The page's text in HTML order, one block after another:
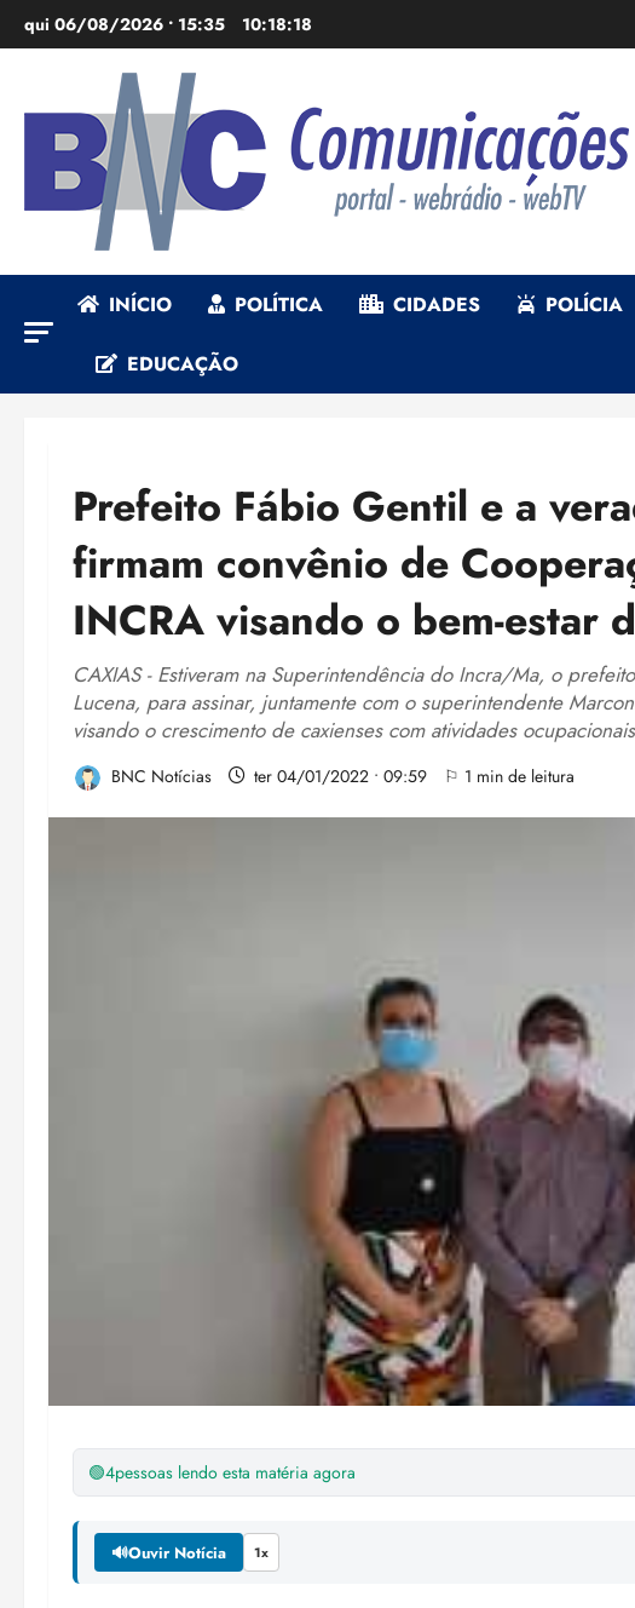
para
qui 06/08/2026 • 15:35 10:18:20
INÍCIO POLÍTICA CIDADES POLÍCIA
EDUCAÇÃO
Prefeito Fábio Gentil e a
firmam convênio de
INCRA visando o bem-estar
CAXIAS - Estiveram na Superintendência do Incra/Ma, o
Lucena, para assinar, juntamente com o superintendente
visando o crescimento de caxienses com atividades
BNC Notícias ter 04/01/2022 • 09:59 ⚐ 1 min de leitura
🟢4pessoas lendo esta matéria agora
🔊Ouvir Notícia 1x